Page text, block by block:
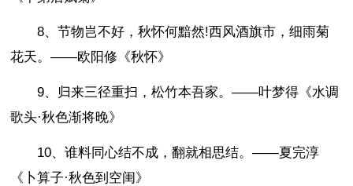
8、节物岂不好，秋怀何黯然!西风酒旗市，细雨菊
花天。——欧阳修《秋怀》
9、归来三径重扫，松竹本吾家。——叶梦得《水调
歌头·秋色渐将晚》
10、谁料同心结不成，翻就相思结。——夏完淳
《卜算子·秋色到空闺》